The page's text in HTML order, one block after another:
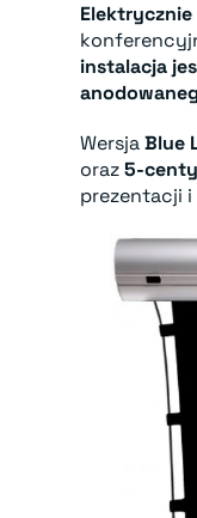
instalacja
WersjaBlue
oraz5-
prezentacji i